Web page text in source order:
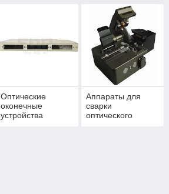
Оптические
оконечные
устройства
Аппараты для
сварки
оптического